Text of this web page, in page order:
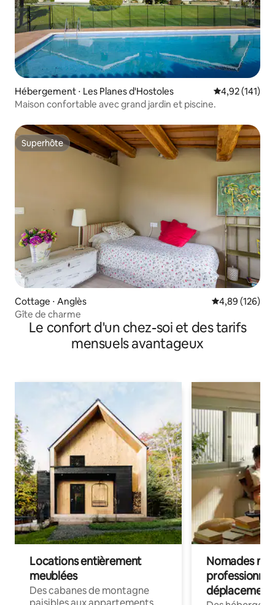
Hébergement ⋅ Les Planes d'Hostoles Évaluation
4,92 (141)
Maison confortable avec grand jardin et piscine.
Superhôte
Superhôte
Cottage ⋅ Anglès Évaluation
4,89 (126)
Gîte de charme
Le confort d'un chez-soi et des tarifs
mensuels avantageux
Locations entièrement
meublées
Des cabanes de montagne
Nomades
déplacement